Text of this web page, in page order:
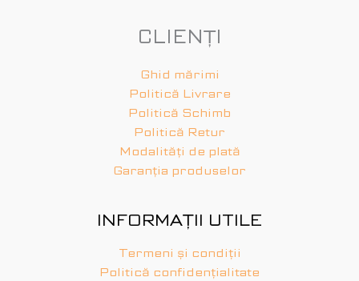
CLIENȚI
Ghid mărimi
Politică Livrare
Politică Schimb
Politică Retur
Modalități de plată
Garanția produselor
INFORMAȚII UTILE
Termeni și condiții
Politică confidențialitate